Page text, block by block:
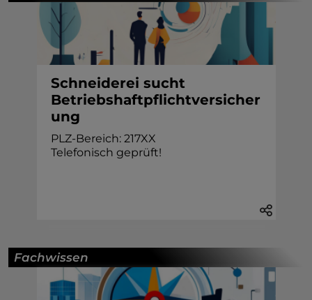
Schneiderei sucht
Betriebshaftpflichtversicher
ung
PLZ-Bereich: 217XX
Telefonisch geprüft!
Fachwissen